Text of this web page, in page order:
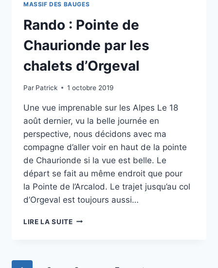
MASSIF DES BAUGES
Rando : Pointe de
Chaurionde par les
chalets d’Orgeval
Par Patrick 1 octobre 2019
Une vue imprenable sur les Alpes Le 18
août dernier, vu la belle journée en
perspective, nous décidons avec ma
compagne d’aller voir en haut de la pointe
de Chaurionde si la vue est belle. Le
départ se fait au même endroit que pour
la Pointe de l’Arcalod. Le trajet jusqu’au col
d’Orgeval est toujours aussi…
LIRE LA SUITERANDO